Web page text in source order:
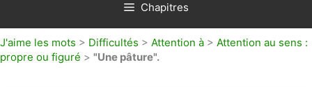
Chapitres
J'aime les mots > Difficultés > Attention à > Attention au sens :
propre ou figuré > "Une pâture".